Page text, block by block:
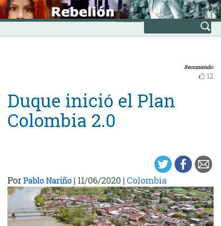
Skip
to
content
INICIO
Avanzada
Recomiendo:
12
Duque inició el Plan
Colombia 2.0
PorPablo Nariño | 11/06/2020 | Colombia